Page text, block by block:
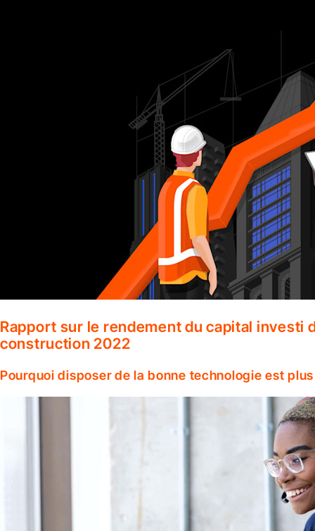
Rapport sur le rendement du capital investi
construction 2022
Pourquoi disposer de la bonne technologie est